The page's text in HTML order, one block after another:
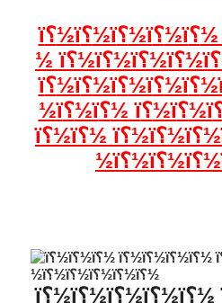
ï؟½ï؟½ï؟½ï؟½ï؟½ ï؟½ï؟½ï؟½ï؟½ï؟
½ ï؟½ï؟½ï؟½ï؟½ï؟½ ï؟½ï؟½ï؟½ï؟½
ï؟½ï؟½ï؟½ï؟½ï؟½ï؟½ ï؟½ï؟½ï؟½ï؟
½ï؟½ï؟½ ï؟½ï؟½ï؟½ï؟½ï؟½ï؟½ï؟½
ï؟½ï؟½ ï؟½ï؟½ï؟½ï؟½ï؟½ ï؟½ï؟½ï؟
ï؟½ï؟½ï؟½ï؟½ï؟½ ï؟½ï؟½ï؟½ ï؟½ï؟